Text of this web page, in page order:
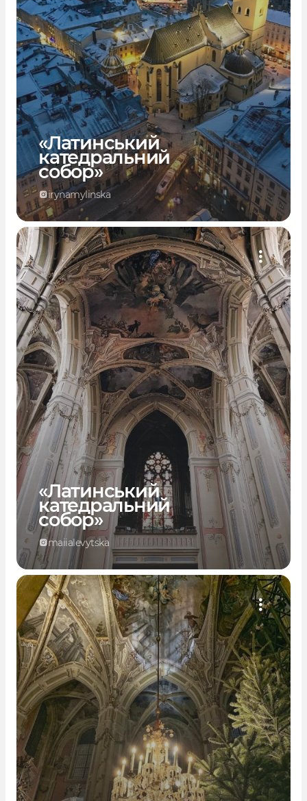
«Латинський
катедральний
собор»
irynamylinska
«Латинський
катедральний
собор»
maiialevytska